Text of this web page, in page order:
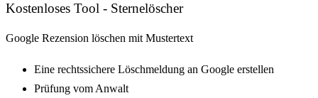
Kostenloses Tool - Sternelöscher
Google Rezension löschen mit Mustertext
Eine rechtssichere Löschmeldung an Google erstellen
Prüfung vom Anwalt